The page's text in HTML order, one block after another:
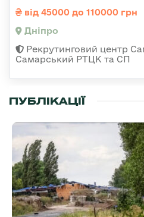
від 45000 до 110000 грн
Дніпро
Рекрутинговий центр
Самарський РТЦК та СП
ПУБЛІКАЦІЇ